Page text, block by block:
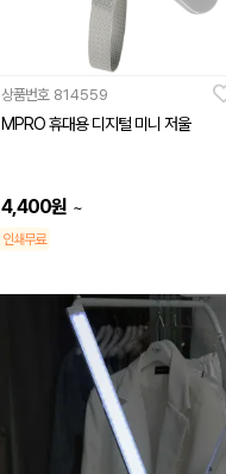
상품번호 814559
MPRO 휴대용 디지털 미니 저울
4,400원 ~
인쇄무료